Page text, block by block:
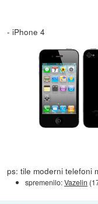
- iPhone 4
ps: tile moderni telefoni
spremenilo:Vazelin (